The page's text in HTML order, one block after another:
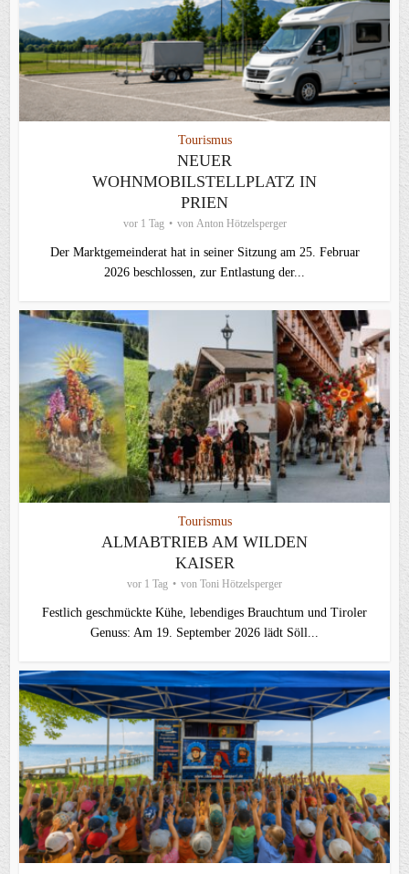
Tourismus
NEUER
WOHNMOBILSTELLPLATZ IN
PRIEN
vor 1 Tag von Anton Hötzelsperger
Der Marktgemeinderat hat in seiner Sitzung am 25. Februar
2026 beschlossen, zur Entlastung der...
Tourismus
ALMABTRIEB AM WILDEN
KAISER
vor 1 Tag von Toni Hötzelsperger
Festlich geschmückte Kühe, lebendiges Brauchtum und Tiroler
Genuss: Am 19. September 2026 lädt Söll...